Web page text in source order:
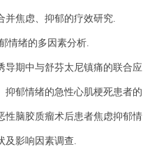
并焦虑、抑郁的疗效研究.
情绪的多因素分析.
导期中与舒芬太尼镇痛的联合应
影响 .
抑郁情绪的急性心肌梗死患者的
性脑胶质瘤术后患者焦虑抑郁情
.
及影响因素调查.